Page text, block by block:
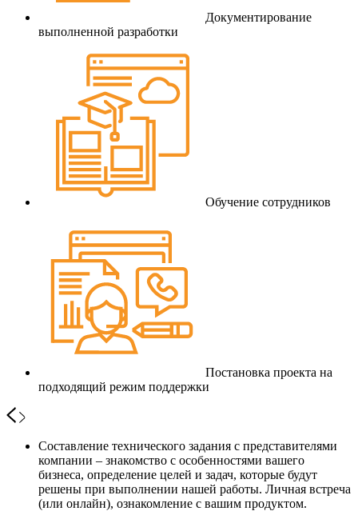
Документирование
выполненной разработки
Обучение сотрудников
Постановка проекта на
подходящий режим поддержки
Составление технического задания с представителями
компании – знакомство с особенностями вашего
бизнеса, определение целей и задач, которые будут
решены при выполнении нашей работы. Личная встреча
(или онлайн), ознакомление с вашим продуктом.